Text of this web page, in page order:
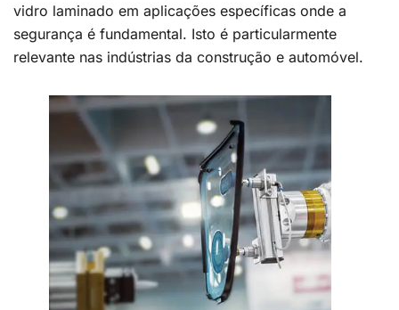
vidro laminado em aplicações específicas onde a
segurança é fundamental. Isto é particularmente
relevante nas indústrias da construção e automóvel.